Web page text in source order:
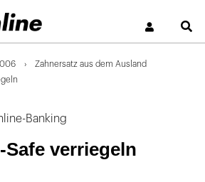
Zahnersatz aus dem Ausland
Banking
Safe verriegeln